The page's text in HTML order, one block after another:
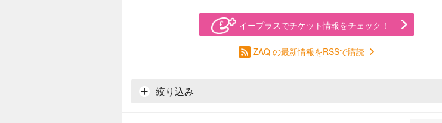
イープラスでチケット情報をチェック！
ZAQ の最新情報をRSSで購読
絞り込み